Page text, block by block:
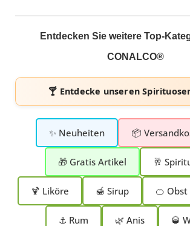
Entdecken Sie weitere Top-
CONALCO®
🍸 Entdecke unseren
✨ Neuheiten 📦
🎁 Gratis Artikel 🥂
🍹 Liköre 🍯 Sirup 🍊 Obst
⚓ Rum 🌿 Anis 🥃